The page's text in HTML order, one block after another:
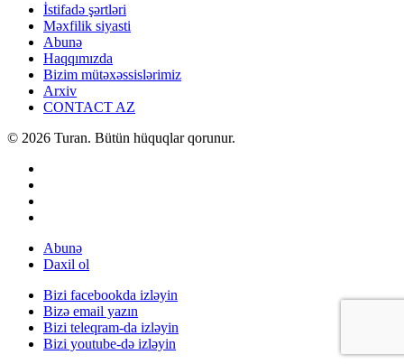
İstifadə şərtləri
Məxfilik siyasti
Abunə
Haqqımızda
Bizim mütəxəssislərimiz
Arxiv
CONTACT AZ
© 2026 Turan. Bütün hüquqlar qorunur.
Abunə
Daxil ol
Bizi facebookda izləyin
Bizə email yazın
Bizi teleqram-da izləyin
Bizi youtube-də izləyin